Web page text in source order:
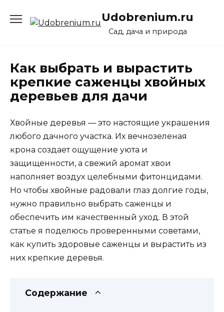
содержанию
Udobrenium.ru
Сад, дача и природа
Как выбрать и вырастить
крепкие саженцы хвойных
деревьев для дачи
Хвойные деревья — это настоящие украшения
любого дачного участка. Их вечнозеленая
крона создает ощущение уюта и
защищенности, а свежий аромат хвои
наполняет воздух целебными фитонцидами.
Но чтобы хвойные радовали глаз долгие годы,
нужно правильно выбрать саженцы и
обеспечить им качественный уход. В этой
статье я поделюсь проверенными советами,
как купить здоровые саженцы и вырастить из
них крепкие деревья.
Содержание